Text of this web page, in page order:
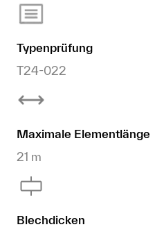
Typenprüfung
T24-022
Maximale Elementlänge
21 m
Blechdicken